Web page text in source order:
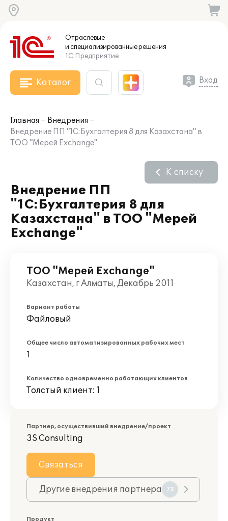
Отраслевые
и специализированныерешения
1С:Предприятие
Каталог Вход
Главная
Внедрения
Внедрение ПП "1С:Бухгалтерия 8 для Казахстана" в
ТОО "Мерей Ехсhange"
Внедрение ПП
"1С:Бухгалтерия 8 для
Казахстана" в ТОО "Мерей
Ехсhange"
К списку
ТОО "Мерей Ехсhange"
Казахстан, г Алматы, Декабрь 2011
Вариант работы
Файловый
Общее число автоматизированных рабочих мест
1
Количество одновременно работающих клиентов
Толстый клиент: 1
Партнер, осуществивший внедрение/проект
3S Consulting
Связаться
Другие внедрения партнера 73
Продукт